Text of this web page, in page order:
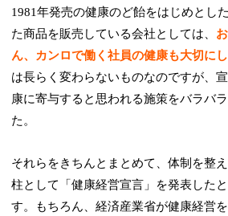
1981年発売の健康のど飴をはじめとし
た商品を販売している会社としては、
ん、カンロで働く社員の健康も大切にし
は長らく変わらないものなのですが、
康に寄与すると思われる施策をバラバ
た。
それらをきちんとまとめて、体制を整
柱として「健康経営宣言」を発表した
す。もちろん、経済産業省が健康経営